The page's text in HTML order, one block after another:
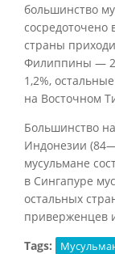
большинство
сосредоточено
страны
Филиппины —
1,2%,
на Восточном
Большинство
Индонезии
мусульмане
в Сингапуре
остальных
приверженцев
Tags: